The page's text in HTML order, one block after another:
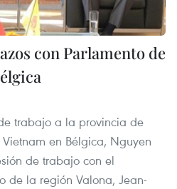
con Parlamento de
trabajo a la provincia de
en Bélgica, Nguyen
de trabajo con el
de la región Valona, Jean-